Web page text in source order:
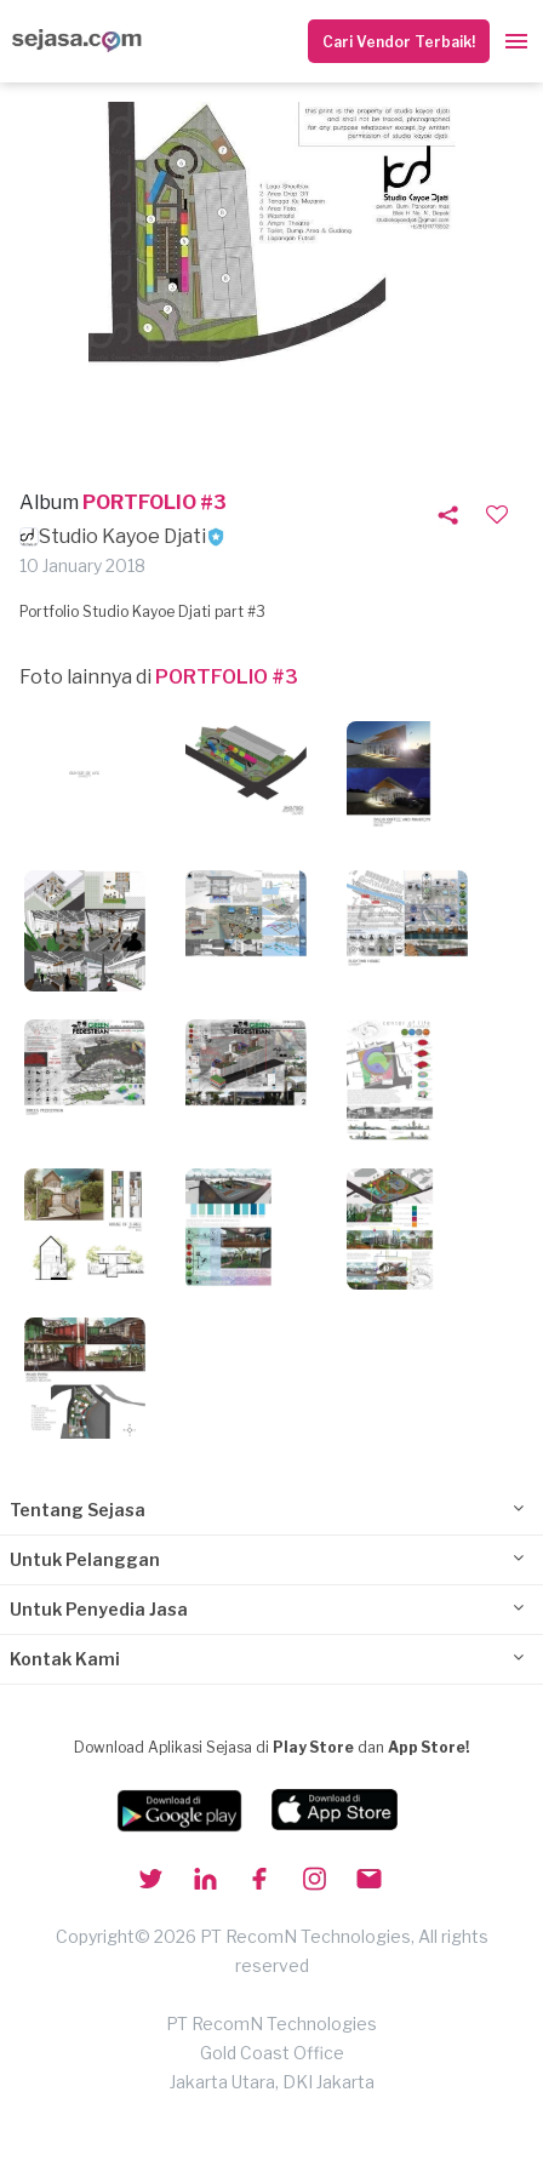
Cari Vendor Terbaik!
Album PORTFOLIO #3
Studio Kayoe Djati
10 January 2018
Portfolio Studio Kayoe Djati part #3
Foto lainnya di PORTFOLIO #3
Tentang Sejasa
Untuk Pelanggan
Untuk Penyedia Jasa
Kontak Kami
Download Aplikasi Sejasa di Play Store dan App Store!
Copyright© 2026 PT RecomN Technologies, All rights
reserved
PT RecomN Technologies
Gold Coast Office
Jakarta Utara, DKI Jakarta